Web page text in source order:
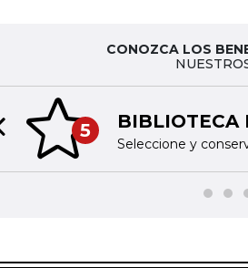
CONOZCA LOS
5 BIBLIOTECA
Seleccione y
slide